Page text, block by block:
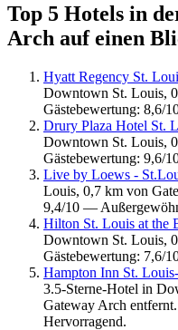
Top 5 Hotels in
Arch auf einen
Hyatt Regency St.
Downtown St. Louis,
Gästebewertung: 8,6/
Drury Plaza Hotel St.
Downtown St. Louis,
Gästebewertung: 9,6/
Live by Loews -
Louis, 0,7 km von
9,4/10 —
Hilton St. Louis at the
Downtown St. Louis,
Gästebewertung: 7,6/
Hampton Inn St.
3.5-Sterne-Hotel in
Gateway Arch
Hervorragend.